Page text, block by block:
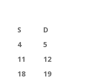
S
D
4
5
11
12
18
19